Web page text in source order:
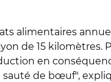
alimentaires
de 15 kilomètres.
en
de bœuf",